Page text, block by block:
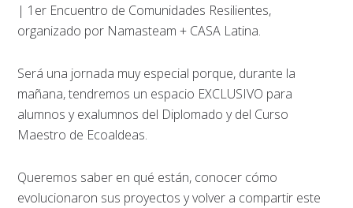
| 1er Encuentro de Comunidades Resilientes,
organizado por Namasteam + CASA Latina.
Será una jornada muy especial porque, durante la
mañana, tendremos un espacio EXCLUSIVO para
alumnos y exalumnos del Diplomado y del Curso
Maestro de Ecoaldeas.
Queremos saber en qué están, conocer cómo
evolucionaron sus proyectos y volver a compartir este